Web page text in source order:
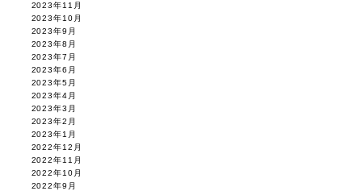
2023年11月
2023年10月
2023年9月
2023年8月
2023年7月
2023年6月
2023年5月
2023年4月
2023年3月
2023年2月
2023年1月
2022年12月
2022年11月
2022年10月
2022年9月